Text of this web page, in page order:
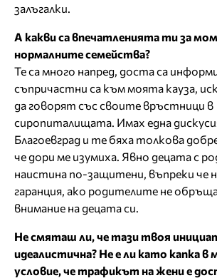
залъгалки.
А какви са впечатленията ти за
нормалните семейства?
Те са много напред, доста са
съпричастни са към моята кауза,
да говорят със своите връстници в
сиропиталищата. Имах една
Благоевград и те бяха толкова
че дори ме изумиха. Явно децата с
наистина по-защитени, въпреки че
гаранция, ако родителите не
внимание на децата си.
Не смяташ ли, че тази твоя
идеалистична? Не е ли като капка в
условие, че трафикът на жени е